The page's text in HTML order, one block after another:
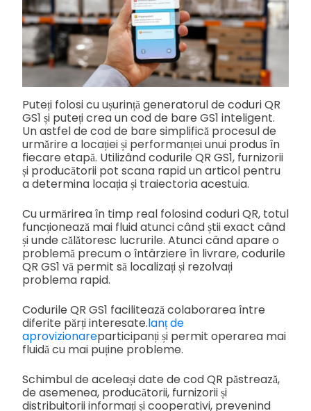
Puteți folosi cu ușurință generatorul de coduri QR
GS1 și puteți crea un cod de bare GS1 inteligent.
Un astfel de cod de bare simplifică procesul de
urmărire a locației și performanței unui produs în
fiecare etapă. Utilizând codurile QR GS1, furnizorii
și producătorii pot scana rapid un articol pentru
a determina locația și traiectoria acestuia.
Cu urmărirea în timp real folosind coduri QR, totul
funcționează mai fluid atunci când știi exact când
și unde călătoresc lucrurile. Atunci când apare o
problemă precum o întârziere în livrare, codurile
QR GS1 vă permit să localizați și rezolvați
problema rapid.
Codurile QR GS1 facilitează colaborarea între
diferite părți interesate.lanț de
aprovizionareparticipanți și permit operarea mai
fluidă cu mai puține probleme.
Schimbul de aceleași date de cod QR păstrează,
de asemenea, producătorii, furnizorii și
distribuitorii informați și cooperativi, prevenind